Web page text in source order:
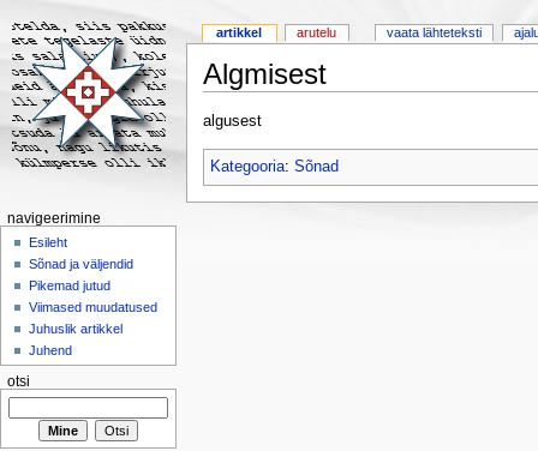
Algmisest
algusest
Kategooria: Sõnad
artikkel arutelu vaata lähteteksti
navigeerimine
Esileht
Sõnad ja väljendid
Pikemad jutud
Viimased muudatused
Juhuslik artikkel
Juhend
otsi